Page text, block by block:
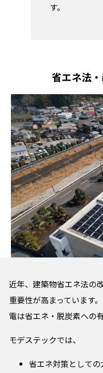
す。
省エネ法
近年、建築物省エネ法の
重要性が高まっています
電は省エネ・脱炭素への
モデステックでは、
省エネ対策として